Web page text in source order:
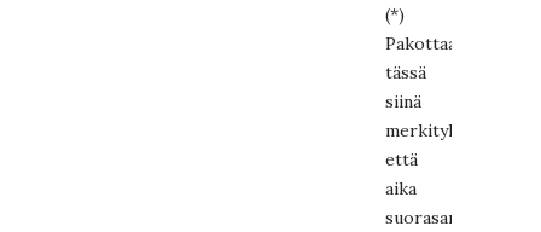
(*)
Pakottaa
tässä
siinä
merkityksessä
että
aika
suorasanaisesti